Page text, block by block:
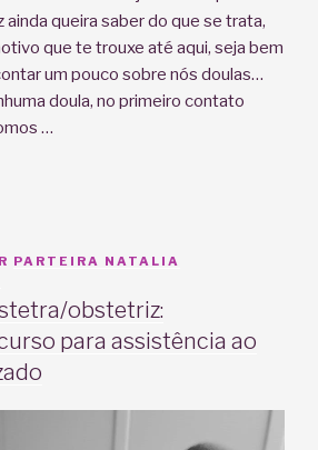
ainda queira saber do que se trata,
que te trouxe até aqui, seja bem
um pouco sobre nós doulas…
doula, no primeiro contato
…
PARTEIRA NATALIA
obstetriz:
para assistência ao